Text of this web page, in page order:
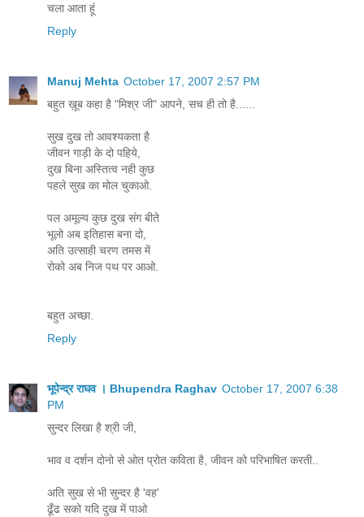
चला आता हूं
Reply
Manuj Mehta October 17, 2007 2:57 PM
बहुत ख़ूब कहा है "मिश्र जी" आपने, सच ही तो है......
सुख दुख तो आवश्यकता है
जीवन गाड़ी के दो पहिये,
दुख बिना अस्तित्व नही कुछ
पहले सुख का मोल चुकाओ.
पल अमूल्य कुछ दुख संग बीते
भूलो अब इतिहास बना दो,
अति उत्साही चरण तमस में
रोको अब निज पथ पर आओ.
बहुत अच्छा.
Reply
भूपेन्द्र राघव । Bhupendra Raghav October 17, 2007 6:38
PM
सुन्दर लिखा है श्री जी,
भाव व दर्शन दोनो से ओत प्रोत कविता है, जीवन को परिभाषित करती..
अति सुख से भी सुन्दर है 'वह'
ढूँढ सको यदि दुख में पाओ